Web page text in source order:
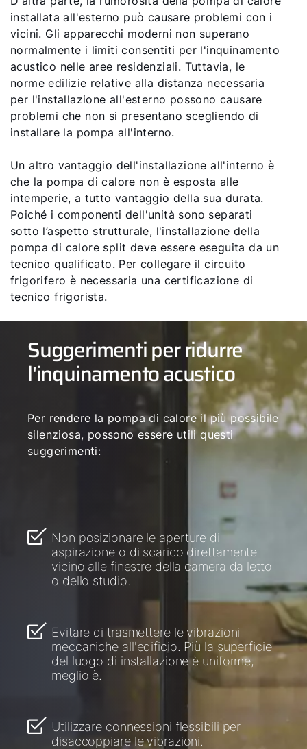
installata all'esterno può causare problemi con i
vicini. Gli apparecchi moderni non superano
normalmente i limiti consentiti per l'inquinamento
acustico nelle aree residenziali. Tuttavia, le
norme edilizie relative alla distanza necessaria
per l'installazione all'esterno possono causare
problemi che non si presentano scegliendo di
installare la pompa all'interno.
Un altro vantaggio dell'installazione all'interno è
che la pompa di calore non è esposta alle
intemperie, a tutto vantaggio della sua durata.
Poiché i componenti dell'unità sono separati
sotto l’aspetto strutturale, l'installazione della
pompa di calore split deve essere eseguita da un
tecnico qualificato. Per collegare il circuito
frigorifero è necessaria una certificazione di
tecnico frigorista.
Suggerimenti per ridurre
l'inquinamento acustico
Per rendere la pompa di calore il più possibile
silenziosa, possono essere utili questi
suggerimenti:
Non posizionare le aperture di
aspirazione o di scarico direttamente
vicino alle finestre della camera da letto
o dello studio.
Evitare di trasmettere le vibrazioni
meccaniche all'edificio. Più la superficie
del luogo di installazione è uniforme,
meglio è.
Utilizzare connessioni flessibili per
disaccoppiare le vibrazioni.